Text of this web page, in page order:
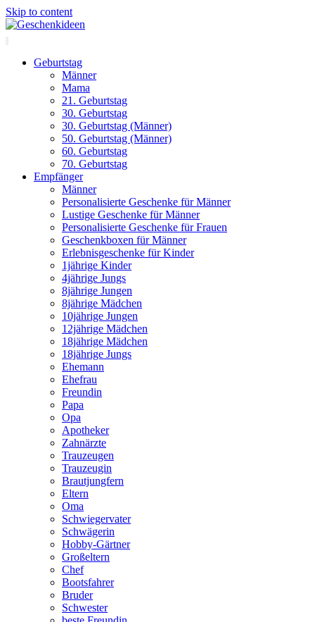
Skip to content
Geburtstag
Männer
Mama
21. Geburtstag
30. Geburtstag
30. Geburtstag (Männer)
50. Geburtstag (Männer)
60. Geburtstag
70. Geburtstag
Empfänger
Männer
Personalisierte Geschenke für Männer
Lustige Geschenke für Männer
Personalisierte Geschenke für Frauen
Geschenkboxen für Männer
Erlebnisgeschenke für Kinder
1jährige Kinder
4jährige Jungs
8jährige Jungen
8jährige Mädchen
10jährige Jungen
12jährige Mädchen
18jährige Mädchen
18jährige Jungs
Ehemann
Ehefrau
Freundin
Papa
Opa
Apotheker
Zahnärzte
Trauzeugen
Trauzeugin
Brautjungfern
Eltern
Oma
Schwiegervater
Schwägerin
Hobby-Gärtner
Großeltern
Chef
Bootsfahrer
Bruder
Schwester